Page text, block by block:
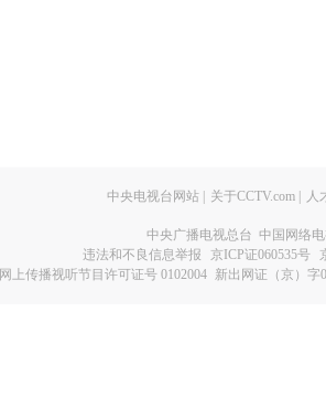
中央电视台网站 关于CCTV.com 人
中央广播电视总台 中国网络
违法和不良信息举报
京ICP证060535号
网上传播视听节目许可证号 0102004 新出网证（京）